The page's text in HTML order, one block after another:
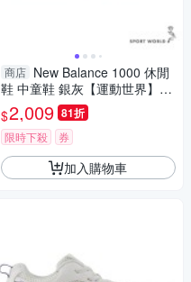
商店 New Balance 1000 休閒
鞋 中童鞋 銀灰【運動世界】P1
0002HL-W
$2,009 81折
限時下殺 券
加入購物車